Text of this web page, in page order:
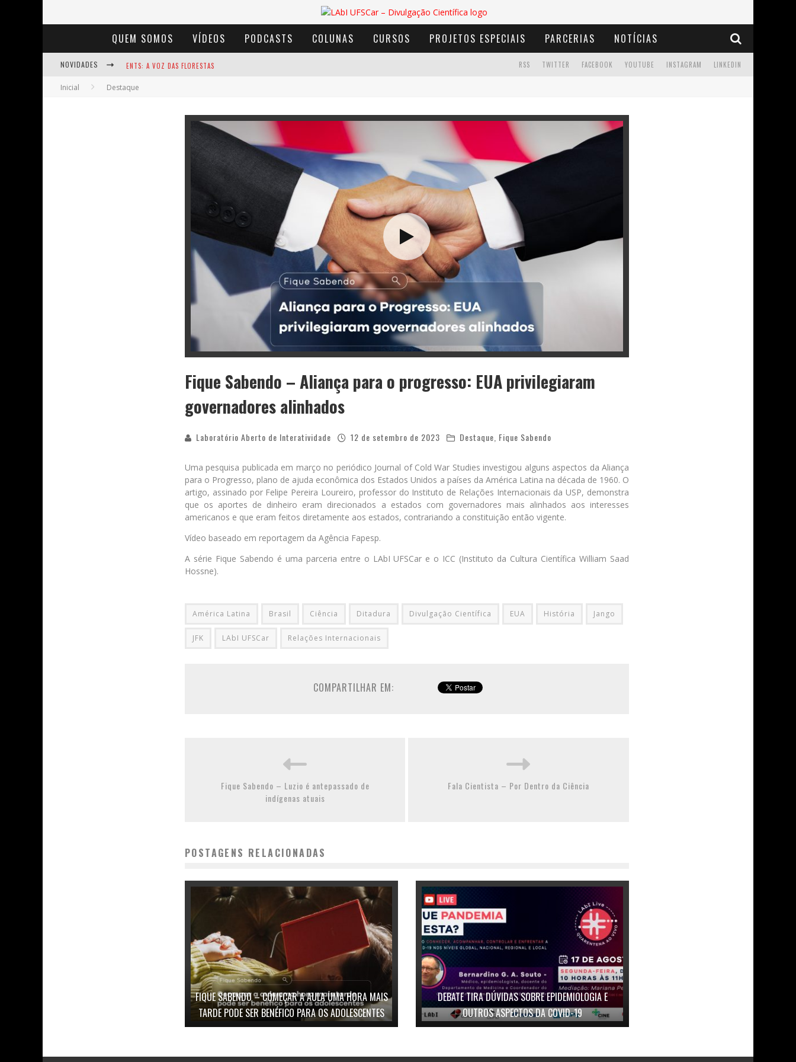
QUEM SOMOS VÍDEOS PODCASTS COLUNAS CURSOS PROJETOS ESPECIAIS PARCERIAS NOTÍCIAS
NOVIDADES ENTS: A VOZ DAS FLORESTAS
NOTÁVEIS: BERTHA LUTZ
BAÚ DE HISTÓRIAS - A JAMAIS IMAGINADA AVENTURA COM OS MOINHOS DE VENTO
LINKEDIN
INSTAGRAM
YOUTUBE
FACEBOOK
TWITTER
RSS
Inicial Destaque
Fique Sabendo – Aliança para o progresso: EUA privilegiaram
governadores alinhados
Laboratório Aberto de Interatividade 12 de setembro de 2023 Destaque, Fique Sabendo
Uma pesquisa publicada em março no periódico Journal of Cold War Studies investigou alguns aspectos da Aliança
para o Progresso, plano de ajuda econômica dos Estados Unidos a países da América Latina na década de 1960. O
artigo, assinado por Felipe Pereira Loureiro, professor do Instituto de Relações Internacionais da USP, demonstra
que os aportes de dinheiro eram direcionados a estados com governadores mais alinhados aos interesses
americanos e que eram feitos diretamente aos estados, contrariando a constituição então vigente.
Vídeo baseado em reportagem da Agência Fapesp.
A série Fique Sabendo é uma parceria entre o LAbI UFSCar e o ICC (Instituto da Cultura Científica William Saad
Hossne).
América Latina Brasil Ciência Ditadura Divulgação Científica EUA História Jango
JFK LAbI UFSCar Relações Internacionais
COMPARTILHAR EM:
Fique Sabendo – Luzio é antepassado de
indígenas atuais
Fala Cientista – Por Dentro da Ciência
POSTAGENS RELACIONADAS
FIQUE SABENDO – COMEÇAR A AULA UMA HORA MAIS
TARDE PODE SER BENÉFICO PARA OS ADOLESCENTES
DEBATE TIRA DÚVIDAS SOBRE EPIDEMIOLOGIA E
OUTROS ASPECTOS DA COVID-19